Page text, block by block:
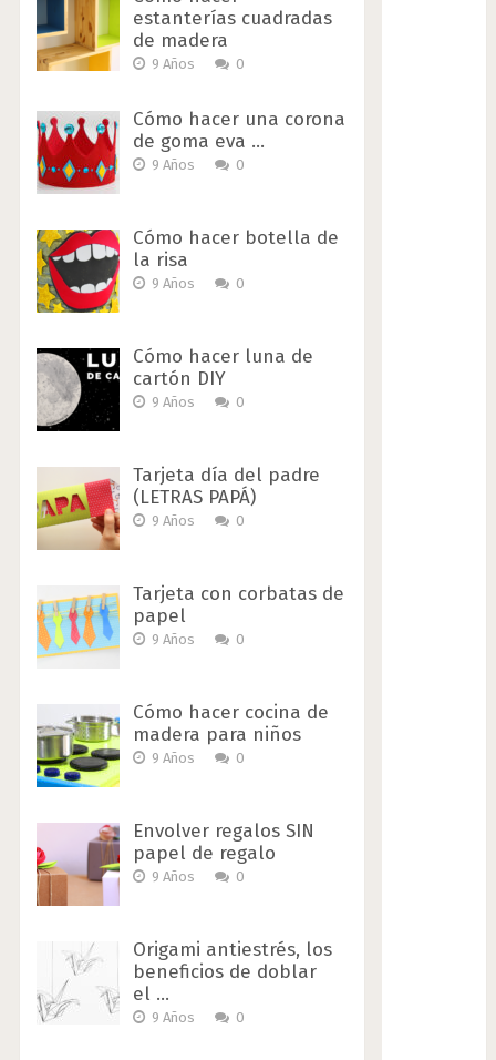
estanterías cuadradas
de madera
9 Años 0
Cómo hacer una corona
de goma eva …
9 Años 0
Cómo hacer botella de
la risa
9 Años 0
Cómo hacer luna de
cartón DIY
9 Años 0
Tarjeta día del padre
(LETRAS PAPÁ)
9 Años 0
Tarjeta con corbatas de
papel
9 Años 0
Cómo hacer cocina de
madera para niños
9 Años 0
Envolver regalos SIN
papel de regalo
9 Años 0
Origami antiestrés, los
beneficios de doblar
el …
9 Años 0